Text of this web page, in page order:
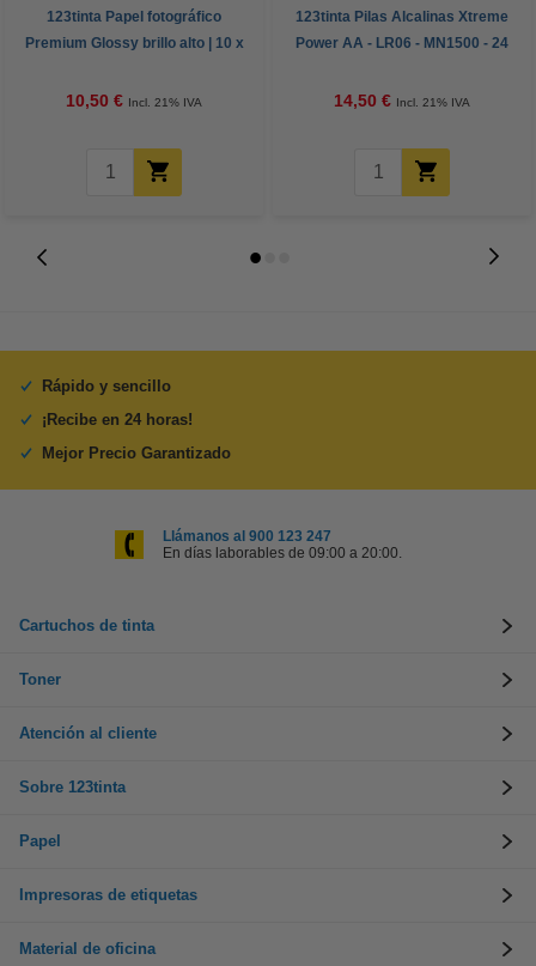
123tinta Papel fotográfico
Premium Glossy brillo alto | 10 x
10,50 € Incl. 21% IVA
123tinta Pilas Alcalinas Xtreme
Power AA - LR06 - MN1500 - 24
14,50 € Incl. 21% IVA
Rápido y sencillo
¡Recibe en 24 horas!
Mejor Precio Garantizado
Llámanos al 900 123 247
En días laborables de 09:00 a 20:00.
Cartuchos de tinta
Toner
Atención al cliente
Sobre 123tinta
Papel
Impresoras de etiquetas
Material de oficina